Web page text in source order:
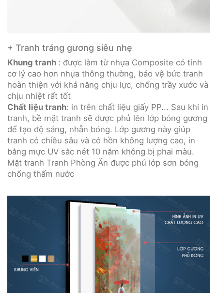
+ Tranh tráng gương siêu nhẹ
Khung tranh : được làm từ nhựa Composite có tính
cơ lý cao hơn nhựa thông thường, bảo vệ bức tranh
hoàn thiện với khả năng chịu lực, chống trầy xước và
chịu nhiệt rất tốt
Chất liệu tranh: in trên chất liệu giấy PP... Sau khi in
tranh, bề mặt tranh sẽ được phủ lên lớp bóng gương
để tạo độ sáng, nhẵn bóng. Lớp gương này giúp
tranh có chiều sâu và có hồn không lượng cao, in
bằng mực UV sắc nét 10 năm không bị phai màu.
Mặt tranh Tranh Phòng Ăn được phủ lớp sơn bóng
chống thấm nước